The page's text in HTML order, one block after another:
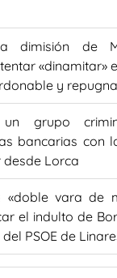
dimisión de
«dinamitar»
y
un grupo
bancarias con
Lorca
«doble vara de
el indulto de
PSOE de